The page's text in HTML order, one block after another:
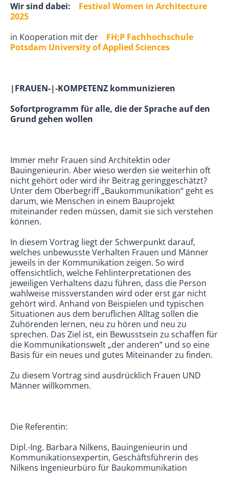
Wir sind dabei: Festival Women in Architecture
2025
in Kooperation mit der FH;P Fachhochschule
Potsdam University of Applied Sciences
|FRAUEN-|-KOMPETENZ kommunizieren
Sofortprogramm für alle, die der Sprache auf den
Grund gehen wollen
Immer mehr Frauen sind Architektin oder
Bauingenieurin. Aber wieso werden sie weiterhin oft
nicht gehört oder wird ihr Beitrag geringgeschätzt?
Unter dem Oberbegriff „Baukommunikation“ geht es
darum, wie Menschen in einem Bauprojekt
miteinander reden müssen, damit sie sich verstehen
können.
In diesem Vortrag liegt der Schwerpunkt darauf,
welches unbewusste Verhalten Frauen und Männer
jeweils in der Kommunikation zeigen. So wird
offensichtlich, welche Fehlinterpretationen des
jeweiligen Verhaltens dazu führen, dass die Person
wahlweise missverstanden wird oder erst gar nicht
gehört wird. Anhand von Beispielen und typischen
Situationen aus dem beruflichen Alltag sollen die
Zuhörenden lernen, neu zu hören und neu zu
sprechen. Das Ziel ist, ein Bewusstsein zu schaffen für
die Kommunikationswelt „der anderen“ und so eine
Basis für ein neues und gutes Miteinander zu finden.
Zu diesem Vortrag sind ausdrücklich Frauen UND
Männer willkommen.
Die Referentin:
Dipl.-Ing. Barbara Nilkens, Bauingenieurin und
Kommunikationsexpertin, Geschäftsführerin des
Nilkens Ingenieurbüro für Baukommunikation